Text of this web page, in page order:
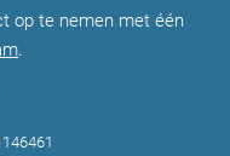
op te nemen met één
.